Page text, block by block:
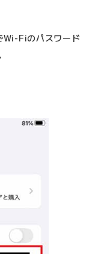
Wi-Fiのパスワード